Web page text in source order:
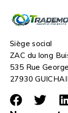
Siège social
ZAC du long
535 Rue
27930